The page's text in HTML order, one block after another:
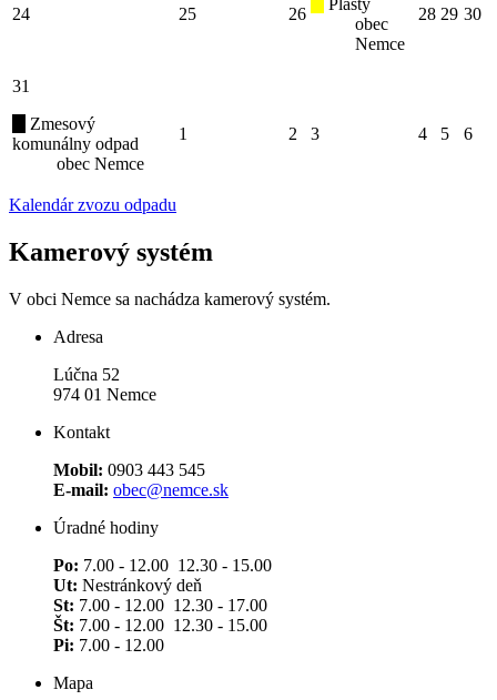
24 25 26
Plasty
obec
Nemce
28 29 30
31
Zmesový
komunálny odpad
obec Nemce
1 2 3 4 5 6
Kalendár zvozu odpadu
Kamerový systém
V obci Nemce sa nachádza kamerový systém.
Adresa
Lúčna 52
974 01 Nemce
Kontakt
Mobil: 0903 443 545
E-mail: obec@nemce.sk
Úradné hodiny
Po: 7.00 - 12.00 12.30 - 15.00
Ut: Nestránkový deň
St: 7.00 - 12.00 12.30 - 17.00
Št: 7.00 - 12.00 12.30 - 15.00
Pi: 7.00 - 12.00
Mapa